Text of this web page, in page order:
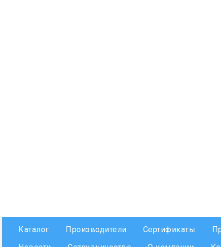
Каталог Производители Сертификаты